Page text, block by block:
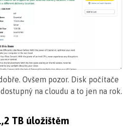
Ovšem pozor. Disk počítače
na cloudu a to jen na rok.
TB úložištěm